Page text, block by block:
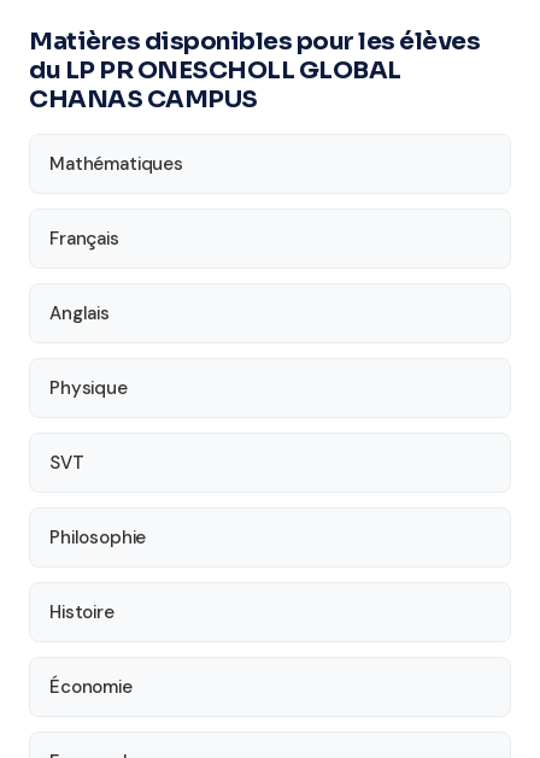
Matières disponibles pour les élèves
du LP PR ONESCHOLL GLOBAL
CHANAS CAMPUS
Mathématiques
Français
Anglais
Physique
SVT
Philosophie
Histoire
Économie